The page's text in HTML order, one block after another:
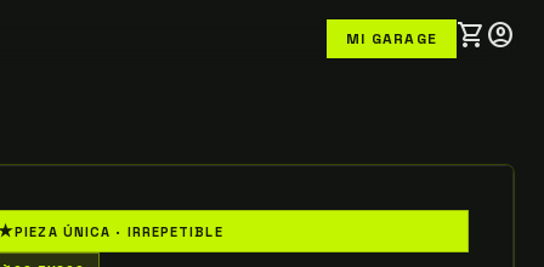
MI GARAGE shopping_cartaccount_circle
PIEZA ÚNICA · IRREPETIBLE